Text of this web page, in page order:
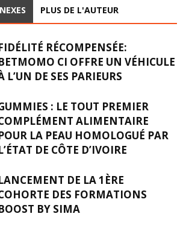
PLUS DE L'AUTEUR
RÉCOMPENSÉE:
CI OFFRE UN VÉHICULE
L’UN DE SES PARIEURS
: LE TOUT PREMIER
ALIMENTAIRE
LA PEAU HOMOLOGUÉ PAR
DE CÔTE D’IVOIRE
DE LA 1ÈRE
DES FORMATIONS
BY SIMA